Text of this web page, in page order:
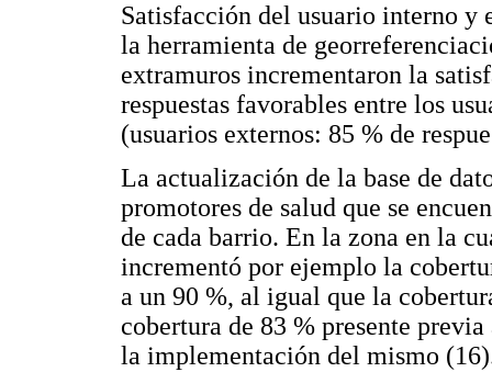
Satisfacción del usuario interno y
la herramienta de
extramuros incrementaron la
respuestas favorables entre los
(usuarios externos: 85 % de
La actualización de la base de
promotores de salud que se
de cada barrio. En la zona en la
incrementó por ejemplo la
a un 90 %, al igual que la
cobertura de 83 % presente
la implementación del mismo